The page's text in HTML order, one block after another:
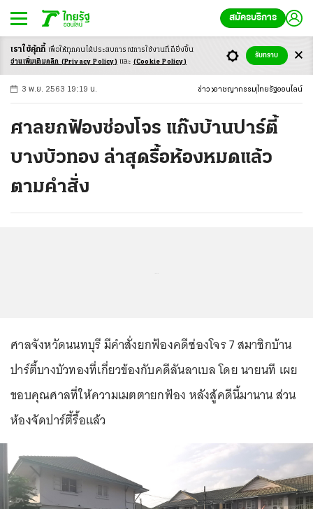
สมัครบริการ
-ก ก ก+
3 พ.ย. 2563 19:19 น. ข่าว อาชญากรรม ไทยรัฐออนไลน์
ศาลยกฟ้องซ่องโจร แก๊งบ้านปาร์ตี้
บางบัวทอง ล่าสุดรื้อห้องหมดแล้ว
ตามคำสั่ง
ศาลจังหวัดนนทบุรี มีคำสั่งยกฟ้องคดีซ่องโจร 7 สมาชิกบ้าน
ปาร์ตี้บางบัวทองที่เกี่ยวข้องกับคดีลันลาเบล โดย นายนที เผย
ขอบคุณศาลที่ให้ความเมตตายกฟ้อง หลังสู้คดีนี้มานาน ส่วน
ห้องจัดปาร์ตี้รื้อแล้ว
เราใช้คุ้กกี้ เพื่อให้ทุกคนได้ประสบการณ์การใช้งานที่ดียิ่งขึ้น
อ่านเพิ่มเติมคลิก (Privacy Policy) และ (Cookie Policy)
รับทราบ